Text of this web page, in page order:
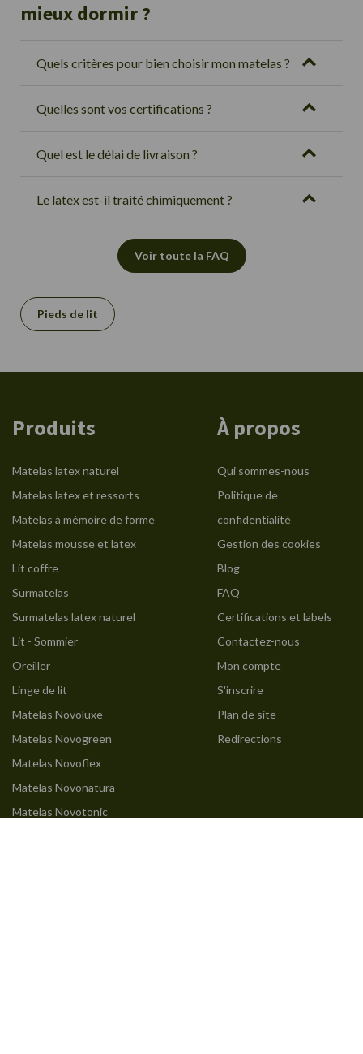
mieux dormir ?
Quels critères pour bien choisir mon matelas ?
Quelles sont vos certifications ?
Quel est le délai de livraison ?
Le latex est-il traité chimiquement ?
Voir toute la FAQ
Pieds de lit
Produits
Matelas latex naturel
Matelas latex et ressorts
Matelas à mémoire de forme
Matelas mousse et latex
Lit coffre
Surmatelas
Surmatelas latex naturel
Lit - Sommier
Oreiller
Linge de lit
Matelas Novoluxe
Matelas Novogreen
Matelas Novoflex
Matelas Novonatura
Matelas Novotonic
À propos
Qui sommes-nous
Politique de
confidentialité
Gestion des cookies
Blog
FAQ
Certifications et labels
Contactez-nous
Mon compte
S'inscrire
Plan de site
Redirections